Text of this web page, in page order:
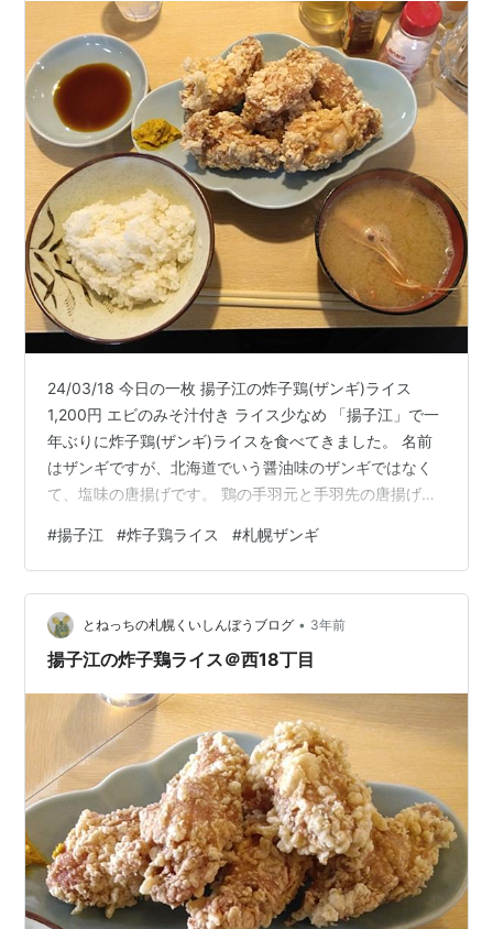
24/03/18 今日の一枚 揚子江の炸子鶏(ザンギ)ライス
1,200円 エビのみそ汁付き ライス少なめ 「揚子江」で一
年ぶりに炸子鶏(ザンギ)ライスを食べてきました。 名前
はザンギですが、北海道でいう醤油味のザンギではなく
て、塩味の唐揚げです。 鶏の手羽元と手羽先の唐揚げが
サクの細かい衣が表面にまとっていて軽やかな食感で
す。 それでいて中のお肉の部分はとてもジューシーなの
が特長です。 塩味がついているのでそのまま食べても美
味しいし、付け皿の醤油を衣にまとわせて食べるのもこ
れまた美味いんです。 ザンギ（とえびの味噌汁）は熱々
#揚子江 #炸子鶏ライス #札幌ザンギ
とねっちの札幌くいしんぼうブログ • 3年前
揚子江の炸子鶏ライス＠西18丁目